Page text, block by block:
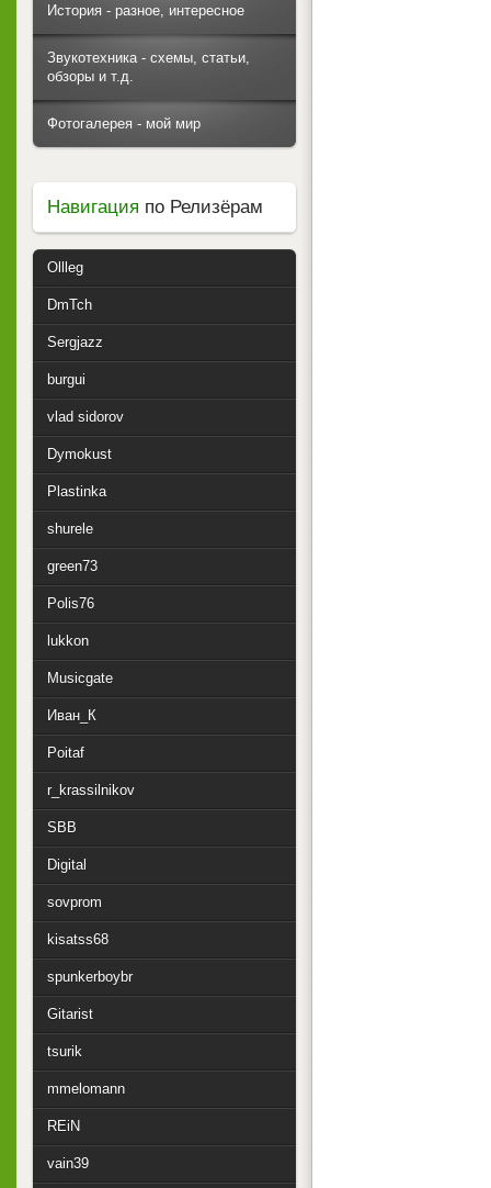
История - разное, интересное
Звукотехника - схемы, статьи,
обзоры и т.д.
Фотогалерея - мой мир
Навигация по Релизёрам
Ollleg
DmTch
Sergjazz
burgui
vlad sidorov
Dymokust
Plastinka
shurele
green73
Polis76
lukkon
Musicgate
Иван_К
Poitaf
r_krassilnikov
SBB
Digital
sovprom
kisatss68
spunkerboybr
Gitarist
tsurik
mmelomann
REiN
vain39